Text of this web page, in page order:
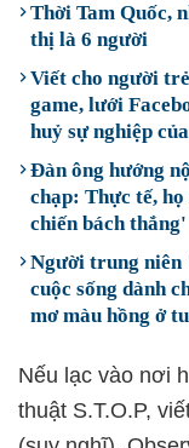
Thời Tam Quốc,
thị là 6 người
Viết cho người
game, lưới
huỷ sự nghiệp
Đàn ông hướng
chạp: Thực tế,
chiến bách thắng'
Người trung niên
cuộc sống dành
mơ màu hồng ở
Nếu lạc vào nơi
thuật S.T.O.P,